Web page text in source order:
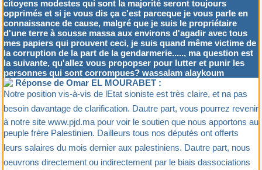
citoyens modestes qui sont la majorité seront toujours
opprimés et si je vous dis ça c'est parceque je vous parle en
connaissance de cause, malgré que je suis le propriétaire
d'une terre à sousse massa aux environs d'agadir avec tous
mes papiers qui prouvent ceci, je suis quand même victime de
la corruption de la part de la gendarmerie....., ma question est
la suivante, qu'allez vous propopser pour lutter et punir les
personnes qui sont corrompues? wassalam alaykoum
Réponse de Omar EL MOURABET :
Notre position vis-à-vis de lEtat sioniste est très claire, et na pas
besoin davantage de clarification. Dautre part, vous pourrez revenir
à notre site www.pjd.ma pour voir le soutien que nous apportons au
peuple frère Palestinien. Dailleurs tous nos députés ont offerts
leurs salaires du mois dernier aux palestiniens. Dautre part, nous
oeuvrons directement ou indirectement par le biais dassociations